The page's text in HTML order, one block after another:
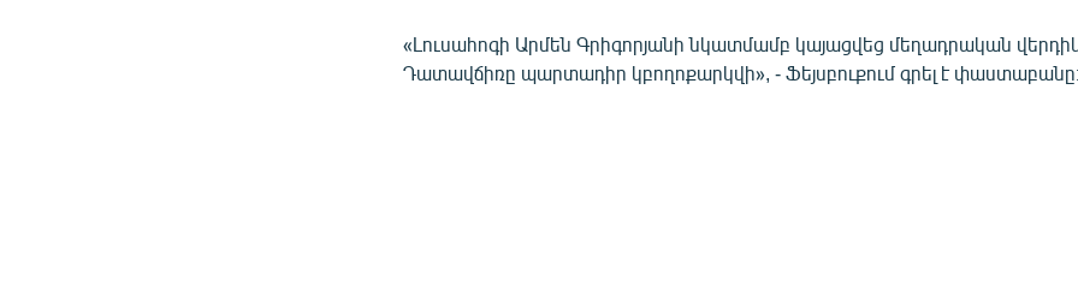
«Լուսահոգի Արմեն Գրիգորյանի նկատմամբ կայացվեց մեղադրական
Դատավճիռը պարտադիր կբողոքարկվի», - Ֆեյսբուքում գրել է